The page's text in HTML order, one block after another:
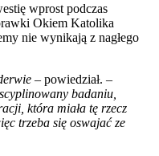
wprost podczas
Okiem Katolika
nie wynikają z nagłego
– powiedział. –
badaniu,
która miała tę rzecz
trzeba się oswajać ze